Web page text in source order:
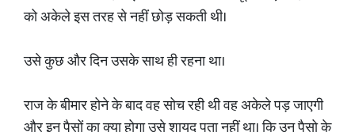
को अकेले इस तरह से नहीं छोड़ सकती थी।
उसे कुछ और दिन उसके साथ ही रहना था।
राज के बीमार होने के बाद वह सोच रही थी वह अकेले पड़ जाएगी